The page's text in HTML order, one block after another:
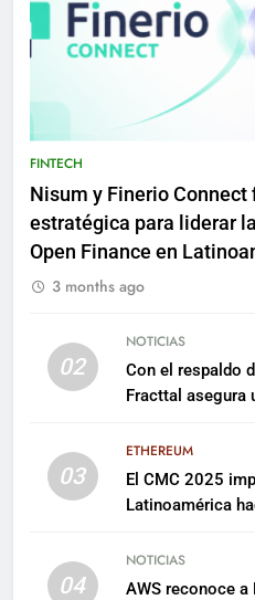
FINTECH
Nisum y Finerio
estratégica para liderar
Open Finance en
3 months ago
02
NOTICIAS
Con el respaldo
Fracttal asegura
03
ETHEREUM
El CMC 2025
Latinoamérica
04
NOTICIAS
AWS reconoce